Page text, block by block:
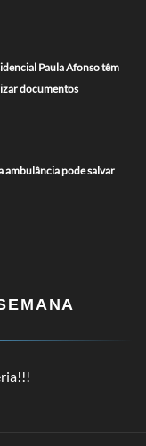
Paula Afonso têm
documentos
ambulância pode salvar